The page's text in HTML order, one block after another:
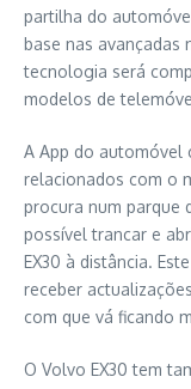
partilha do
base nas avançadas
tecnologia será
modelos de
A App do automóvel
relacionados com o
procura num parque
possível trancar e
EX30 à distância.
receber
com que vá ficando
O Volvo EX30 tem